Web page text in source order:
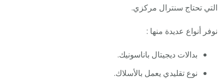
التي تحتاج سنترال مركزي.
نوفر أنواع عديدة منها :
بدالات ديجيتال باناسونيك.
نوع تقليدي يعمل بالأسلاك.